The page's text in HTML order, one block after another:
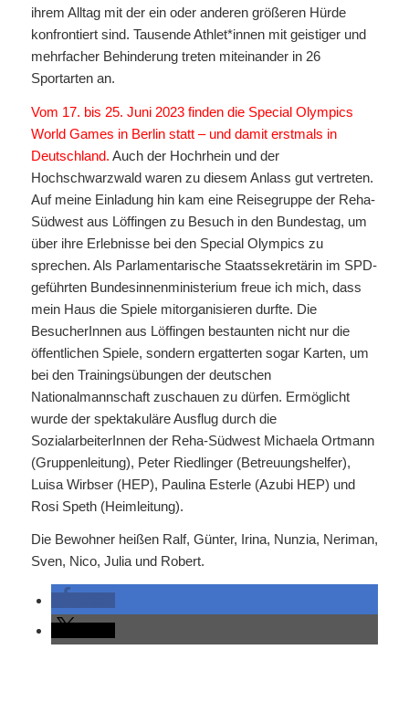
ihrem Alltag mit der ein oder anderen größeren Hürde
konfrontiert sind. Tausende Athlet*innen mit geistiger und
mehrfacher Behinderung treten miteinander in 26
Sportarten an.
Vom 17. bis 25. Juni 2023 finden die Special Olympics
World Games in Berlin statt – und damit erstmals in
Deutschland. Auch der Hochrhein und der
Hochschwarzwald waren zu diesem Anlass gut vertreten.
Auf meine Einladung hin kam eine Reisegruppe der Reha-
Südwest aus Löffingen zu Besuch in den Bundestag, um
über ihre Erlebnisse bei den Special Olympics zu
sprechen. Als Parlamentarische Staatssekretärin im SPD-
geführten Bundesinnenministerium freue ich mich, dass
mein Haus die Spiele mitorganisieren durfte. Die
BesucherInnen aus Löffingen bestaunten nicht nur die
öffentlichen Spiele, sondern ergatterten sogar Karten, um
bei den Trainingsübungen der deutschen
Nationalmannschaft zuschauen zu dürfen. Ermöglicht
wurde der spektakuläre Ausflug durch die
SozialarbeiterInnen der Reha-Südwest Michaela Ortmann
(Gruppenleitung), Peter Riedlinger (Betreuungshelfer),
Luisa Wirbser (HEP), Paulina Esterle (Azubi HEP) und
Rosi Speth (Heimleitung).
Die Bewohner heißen Ralf, Günter, Irina, Nunzia, Neriman,
Sven, Nico, Julia und Robert.